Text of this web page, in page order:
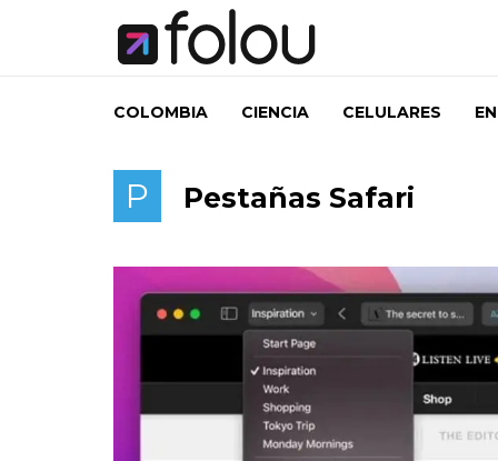
COLOMBIA CIENCIA CELULARES
P Pestañas Safari